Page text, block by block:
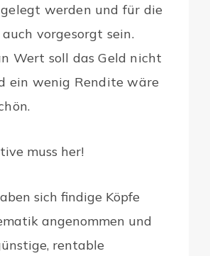
werden und für die
vorgesorgt sein.
Wert soll das Geld nicht
ein wenig Rendite wäre
muss her!
sich findige Köpfe
angenommen und
rentable